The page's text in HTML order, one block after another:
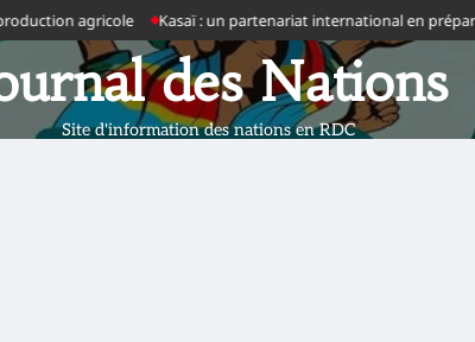
agricole Kasaï : un partenariat international en préparation
des Nations
Site d'information des nations en RDC